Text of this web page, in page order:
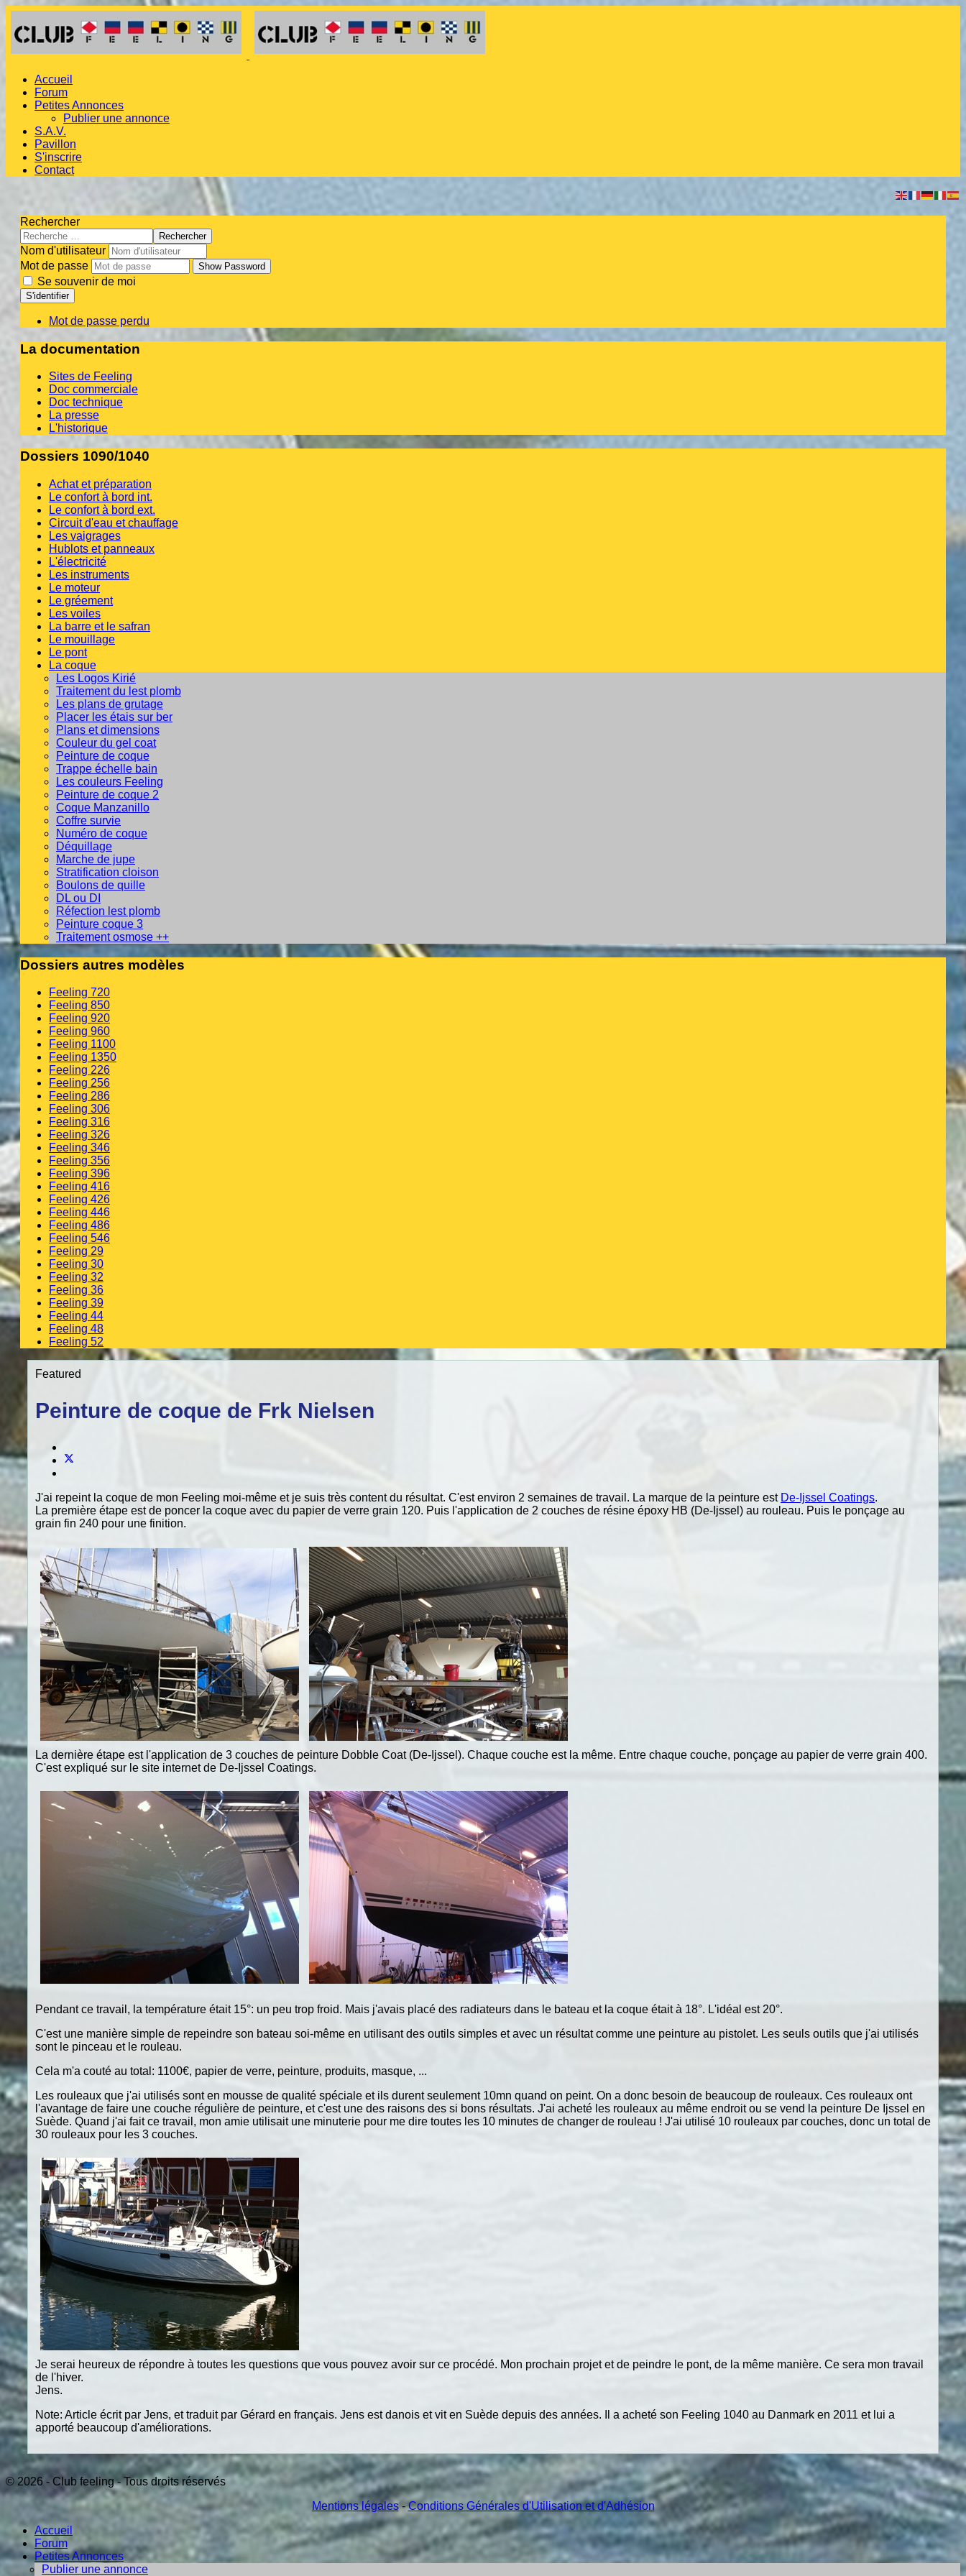
Accueil
Forum
Petites Annonces
Publier une annonce
S.A.V.
Pavillon
S'inscrire
Contact
Rechercher
Rechercher
Nom d'utilisateur
Mot de passe
Show Password
Se souvenir de moi
S'identifier
Mot de passe perdu
La documentation
Sites de Feeling
Doc commerciale
Doc technique
La presse
L'historique
Dossiers 1090/1040
Achat et préparation
Le confort à bord int.
Le confort à bord ext.
Circuit d'eau et chauffage
Les vaigrages
Hublots et panneaux
L'électricité
Les instruments
Le moteur
Le gréement
Les voiles
La barre et le safran
Le mouillage
Le pont
La coque
Les Logos Kirié
Traitement du lest plomb
Les plans de grutage
Placer les étais sur ber
Plans et dimensions
Couleur du gel coat
Peinture de coque
Trappe échelle bain
Les couleurs Feeling
Peinture de coque 2
Coque Manzanillo
Coffre survie
Numéro de coque
Déquillage
Marche de jupe
Stratification cloison
Boulons de quille
DL ou DI
Réfection lest plomb
Peinture coque 3
Traitement osmose ++
Dossiers autres modèles
Feeling 720
Feeling 850
Feeling 920
Feeling 960
Feeling 1100
Feeling 1350
Feeling 226
Feeling 256
Feeling 286
Feeling 306
Feeling 316
Feeling 326
Feeling 346
Feeling 356
Feeling 396
Feeling 416
Feeling 426
Feeling 446
Feeling 486
Feeling 546
Feeling 29
Feeling 30
Feeling 32
Feeling 36
Feeling 39
Feeling 44
Feeling 48
Feeling 52
Featured
Peinture de coque de Frk Nielsen
J'ai repeint la coque de mon Feeling moi-même et je suis très content du résultat. C'est environ 2 semaines de travail. La marque de la peinture est De-Ijssel Coatings.
La première étape est de poncer la coque avec du papier de verre grain 120. Puis l'application de 2 couches de résine époxy HB (De-Ijssel) au rouleau. Puis le ponçage au
grain fin 240 pour une finition.
La dernière étape est l'application de 3 couches de peinture Dobble Coat (De-Ijssel). Chaque couche est la même. Entre chaque couche, ponçage au papier de verre grain 400.
C'est expliqué sur le site internet de De-Ijssel Coatings.
Pendant ce travail, la température était 15°: un peu trop froid. Mais j'avais placé des radiateurs dans le bateau et la coque était à 18°. L'idéal est 20°.
C'est une manière simple de repeindre son bateau soi-même en utilisant des outils simples et avec un résultat comme une peinture au pistolet. Les seuls outils que j'ai utilisés
sont le pinceau et le rouleau.
Cela m'a couté au total: 1100€, papier de verre, peinture, produits, masque, ...
Les rouleaux que j'ai utilisés sont en mousse de qualité spéciale et ils durent seulement 10mn quand on peint. On a donc besoin de beaucoup de rouleaux. Ces rouleaux ont
l'avantage de faire une couche régulière de peinture, et c'est une des raisons des si bons résultats. J'ai acheté les rouleaux au même endroit ou se vend la peinture De Ijssel en
Suède. Quand j'ai fait ce travail, mon amie utilisait une minuterie pour me dire toutes les 10 minutes de changer de rouleau ! J'ai utilisé 10 rouleaux par couches, donc un total de
30 rouleaux pour les 3 couches.
Je serai heureux de répondre à toutes les questions que vous pouvez avoir sur ce procédé. Mon prochain projet et de peindre le pont, de la même manière. Ce sera mon travail
de l'hiver.
Jens.
Note: Article écrit par Jens, et traduit par Gérard en français. Jens est danois et vit en Suède depuis des années. Il a acheté son Feeling 1040 au Danmark en 2011 et lui a
apporté beaucoup d'améliorations.
© 2026 - Club feeling - Tous droits réservés
Mentions légales-Conditions Générales d'Utilisation et d'Adhésion
Accueil
Forum
Petites Annonces
Publier une annonce